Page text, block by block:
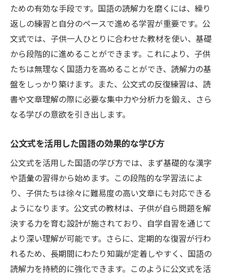
ための有効な手段です。国語の読解力を磨くには、繰り
返しの練習と自分のペースで進める学習が重要です。公
文式では、子供一人ひとりに合わせた教材を使い、基礎
から段階的に進めることができます。これにより、子供
たちは無理なく国語力を高めることができ、読解力の基
盤をしっかり築けます。また、公文式の反復練習は、読
書や文章理解の際に必要な集中力や分析力を鍛え、さら
なる学びの意欲を引き出します。
公文式を活用した国語の効果的な学び方
公文式を活用した国語の学び方では、まず基礎的な漢字
や語彙の習得から始めます。この段階的な学習法によ
り、子供たちは徐々に難易度の高い文章にも対応できる
ようになります。公文式の教材は、子供が自ら問題を解
決する力を育む設計が施されており、自学自習を通じて
より深い理解が可能です。さらに、定期的な復習が行わ
れるため、長期間にわたり知識が定着しやすく、国語の
読解力を持続的に強化できます。このように公文式を活